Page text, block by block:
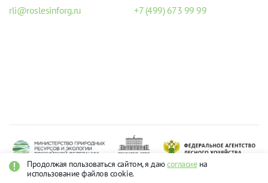
Продолжая пользоваться сайтом, я даюсогласиена
использование файлов cookie.
rli@roslesinforg.ru +7 (499) 673 99 99